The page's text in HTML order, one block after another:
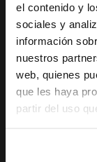
el contenido y
sociales y
información
nuestros
web, quienes
que les haya
partir del uso
IFES ·
NUESTRA
NUESTRO
LA